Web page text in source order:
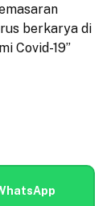
berkarya di
Covid-19”